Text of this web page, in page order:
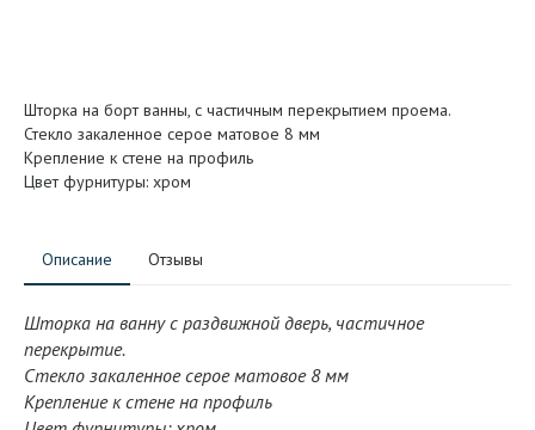
Шторка на борт ванны, с частичным перекрытием проема.
Стекло закаленное серое матовое 8 мм
Крепление к стене на профиль
Цвет фурнитуры: хром
Описание Отзывы
Шторка на ванну с раздвижной дверь, частичное
перекрытие.
Стекло закаленное серое матовое 8 мм
Крепление к стене на профиль